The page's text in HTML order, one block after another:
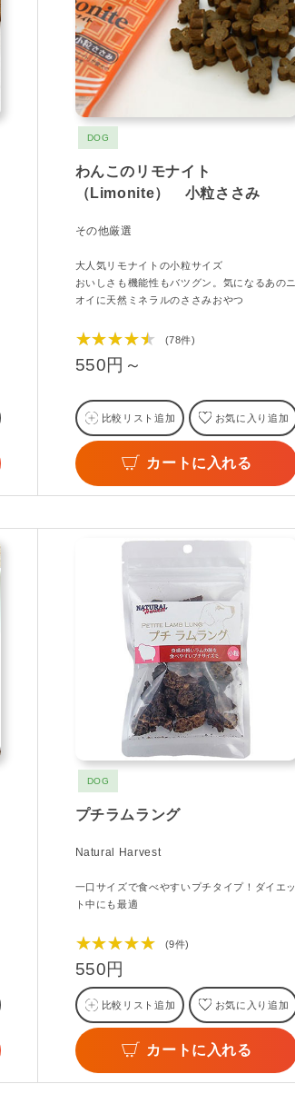
DOG
わんこのリモナイト
（Limonite） 小粒ささみ
その他厳選
大人気リモナイトの小粒サイズ
おいしさも機能性もバツグン。気になるあのニ
オイに天然ミネラルのささみおやつ
★★★★★ (78件)
550円～
比較リスト追加 お気に入り追加
カートに入れる
DOG
プチラムラング
Natural Harvest
一口サイズで食べやすいプチタイプ！ダイエッ
ト中にも最適
★★★★★ (9件)
550円
比較リスト追加 お気に入り追加
カートに入れる